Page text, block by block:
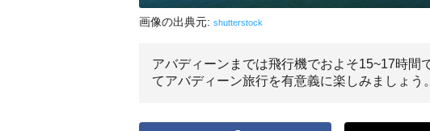
画像の出典元: shutterstock
アバディーンまでは飛行機でおよそ15~17時
てアバディーン旅行を有意義に楽しみましょう。